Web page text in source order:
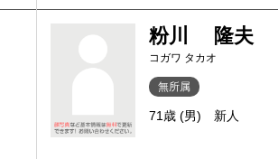
粉川 隆夫
コガワ タカオ
無所属
71歳 (男) 新人